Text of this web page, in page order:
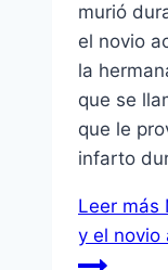
murió
el novio
la
que se
que le
infarto
Leer más
y el novio